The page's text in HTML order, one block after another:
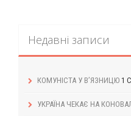
Недавні записи
КОМУНІСТА У В’ЯЗНИЦЮ 1
УКРАЇНА ЧЕКАЄ НА